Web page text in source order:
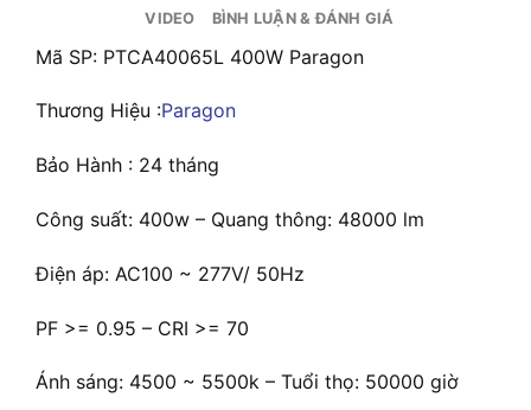
VIDEO BÌNH LUẬN & ĐÁNH GIÁ
Mã SP: PTCA40065L 400W Paragon
Thương Hiệu :Paragon
Bảo Hành : 24 tháng
Công suất: 400w – Quang thông: 48000 lm
Điện áp: AC100 ~ 277V/ 50Hz
PF >= 0.95 – CRI >= 70
Ánh sáng: 4500 ~ 5500k – Tuổi thọ: 50000 giờ